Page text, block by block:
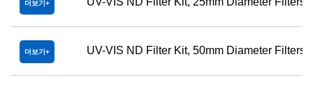
더보기
더보기 UV-VIS ND Filter Kit, 50mm Diameter Filters